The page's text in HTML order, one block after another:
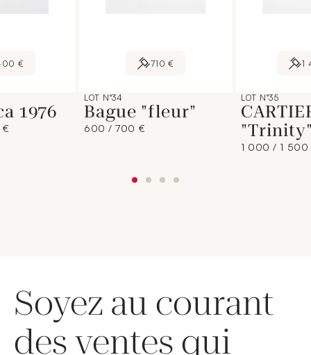
€
1976
710 €
LOT N°34
Bague "fleur"
600 / 700 €
1
LOT N°35
1 000 / 1 500
Soyez au courant
des ventes qui